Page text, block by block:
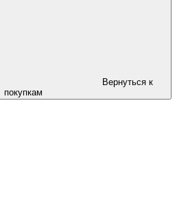
Вернуться к
покупкам